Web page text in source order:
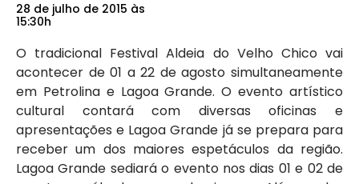
28 de julho de 2015 às
15:30h
O tradicional Festival Aldeia do Velho Chico vai
acontecer de 01 a 22 de agosto simultaneamente
em Petrolina e Lagoa Grande. O evento artístico
cultural contará com diversas oficinas e
apresentações e Lagoa Grande já se prepara para
receber um dos maiores espetáculos da região.
Lagoa Grande sediará o evento nos dias 01 e 02 de